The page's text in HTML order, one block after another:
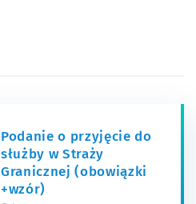
Podanie o przyjęcie do
służby w Straży
Granicznej (obowiązki
+wzór)